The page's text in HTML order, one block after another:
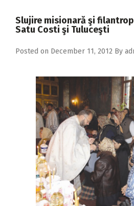
2017
Slujire misionară şi
Satu Costi şi Tuluceşti
Posted on December 11, 2012 By